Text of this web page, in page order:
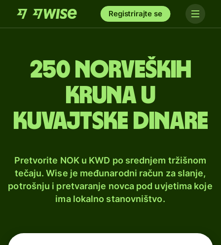
Registrirajte se
250 norveških
kruna u
kuvajtske dinare
Pretvorite NOK u KWD po srednjem tržišnom
tečaju. Wise je međunarodni račun za slanje,
potrošnju i pretvaranje novca pod uvjetima koje
ima lokalno stanovništvo.